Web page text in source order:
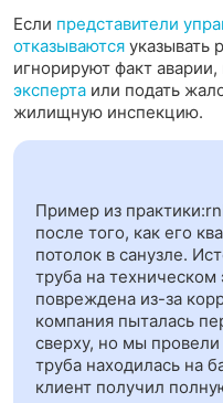
Если представители
отказываются указывать
игнорируют факт
эксперта или подать
жилищную инспекцию.
Пример из
после того, как его
потолок в санузле.
труба на
повреждена из-за
компания пыталась
сверху, но мы провели
труба находилась на
клиент получил